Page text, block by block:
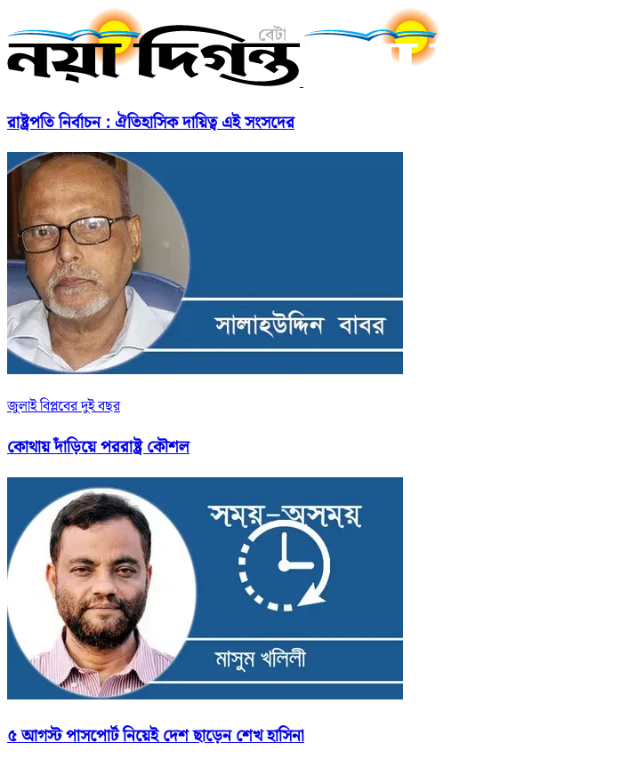
রাষ্ট্রপতি নির্বাচন : ঐতিহাসিক দায়িত্ব এই সংসদের
জুলাই বিপ্লবের দুই বছর
কোথায় দাঁড়িয়ে পররাষ্ট্র কৌশল
৫ আগস্ট পাসপোর্ট নিয়েই দেশ ছাড়েন শেখ হাসিনা